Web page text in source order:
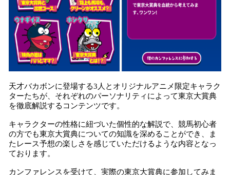
天才バカボンに登場する3人とオリジナルアニメ限定キャラク
ターたちが、それぞれのパーソナリティによって東京大賞典
を徹底解説するコンテンツです。
キャラクターの性格に紐づいた個性的な解説で、競馬初心者
の方でも東京大賞典についての知識を深めることができ、ま
たレース予想の楽しさを感じていただけるような内容となっ
ております。
カンファレンスを受けて、実際の東京大賞典に参加してみま